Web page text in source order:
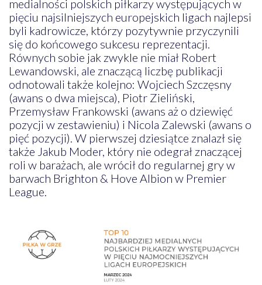
medialności polskich piłkarzy występujących w
pięciu najsilniejszych europejskich ligach najlepsi
byli kadrowicze, którzy pozytywnie przyczynili
się do końcowego sukcesu reprezentacji.
Równych sobie jak zwykle nie miał Robert
Lewandowski, ale znaczącą liczbę publikacji
odnotowali także kolejno: Wojciech Szczęsny
(awans o dwa miejsca), Piotr Zieliński,
Przemysław Frankowski (awans aż o dziewięć
pozycji w zestawieniu) i Nicola Zalewski (awans o
pięć pozycji). W pierwszej dziesiątce znalazł się
także Jakub Moder, który nie odegrał znaczącej
roli w barażach, ale wrócił do regularnej gry w
barwach Brighton & Hove Albion w Premier
League.